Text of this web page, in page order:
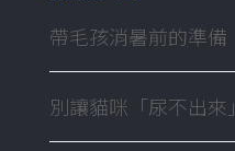
帶毛孩消暑前的準備
別讓貓咪「尿不出來」